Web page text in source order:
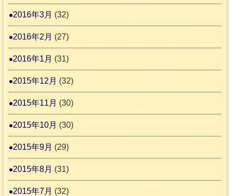
2016年3月 (32)
2016年2月 (27)
2016年1月 (31)
2015年12月 (32)
2015年11月 (30)
2015年10月 (30)
2015年9月 (29)
2015年8月 (31)
2015年7月 (32)